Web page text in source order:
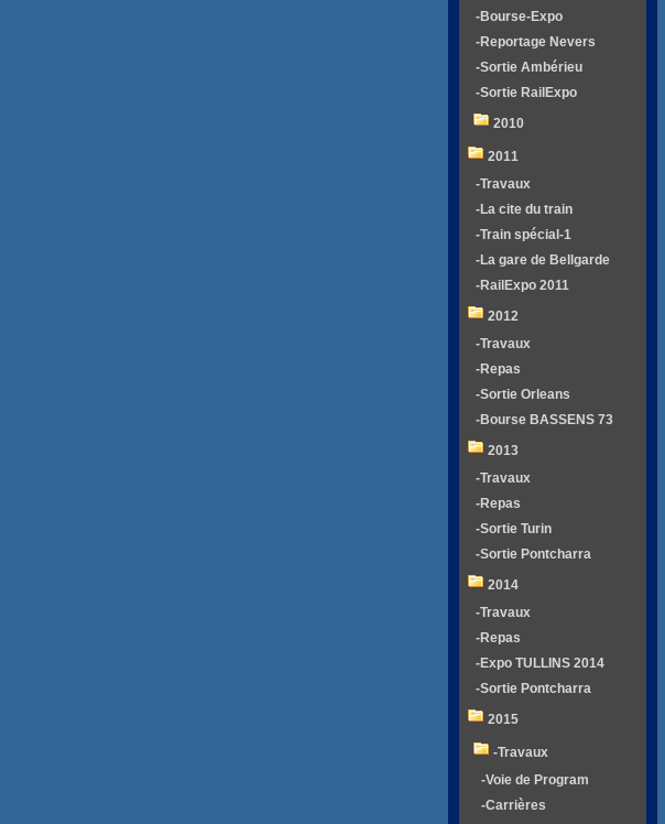
-Bourse-Expo
-Reportage Nevers
-Sortie Ambérieu
-Sortie RailExpo
2010
2011
-Travaux
-La cite du train
-Train spécial-1
-La gare de Bellgarde
-RailExpo 2011
2012
-Travaux
-Repas
-Sortie Orleans
-Bourse BASSENS 73
2013
-Travaux
-Repas
-Sortie Turin
-Sortie Pontcharra
2014
-Travaux
-Repas
-Expo TULLINS 2014
-Sortie Pontcharra
2015
-Travaux
-Voie de Program
-Carrières